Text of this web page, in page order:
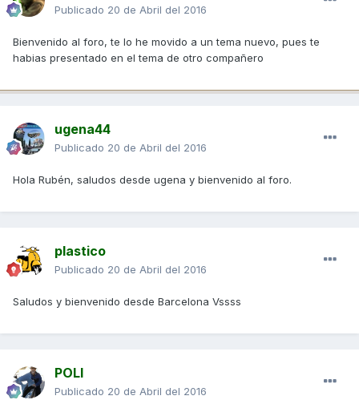
Publicado 20 de Abril del 2016
Bienvenido al foro, te lo he movido a un tema nuevo, pues te
habias presentado en el tema de otro compañero
ugena44
Publicado 20 de Abril del 2016
Hola Rubén, saludos desde ugena y bienvenido al foro.
plastico
Publicado 20 de Abril del 2016
Saludos y bienvenido desde Barcelona Vssss
POLI
Publicado 20 de Abril del 2016